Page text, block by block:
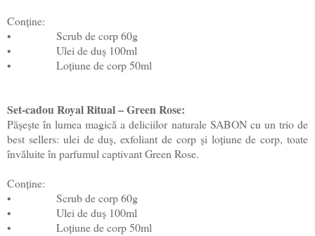
Conține:
•
Scrub de corp 60g
•
Ulei de duș 100ml
•
Loțiune de corp 50ml
Set-cadou Royal Ritual – Green Rose:
Pășește în lumea magică a deliciilor naturale SABON cu un trio de
best sellers: ulei de duș, exfoliant de corp și loțiune de corp, toate
învăluite în parfumul captivant Green Rose.
Conține:
•
Scrub de corp 60g
•
Ulei de duș 100ml
•
Loțiune de corp 50ml